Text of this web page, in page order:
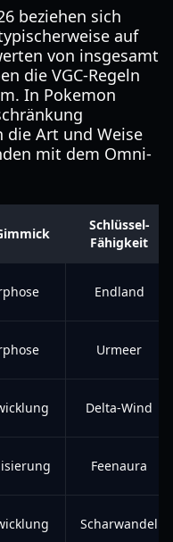
beziehen sich
auf
von insgesamt
die VGC-Regeln
In Pokemon
die Art und Weise
mit dem Omni-
Schlüssel-
Fähigkeit
Endland
Urmeer
Delta-Wind
Feenaura
Scharwandel